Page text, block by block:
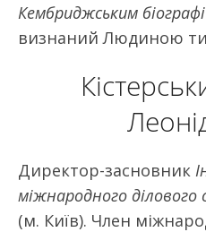
Кембриджським
визнаний Людиною
Директор-засновник
міжнародного
(м. Київ). Член